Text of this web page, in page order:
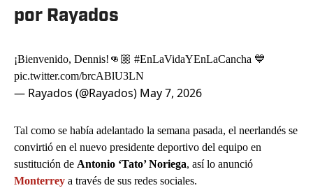
por Rayados
¡Bienvenido, Dennis!👊🏼 #EnLaVidaYEnLaCancha 💙
pic.twitter.com/brcABlU3LN
— Rayados (@Rayados) May 7, 2026
Tal como se había adelantado la semana pasada, el neerlandés se
convirtió en el nuevo presidente deportivo del equipo en
sustitución de Antonio ‘Tato’ Noriega, así lo anunció
Monterrey a través de sus redes sociales.